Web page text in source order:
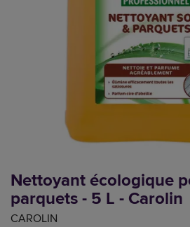
Nettoyant écologique
parquets - 5 L - Carolin
CAROLIN